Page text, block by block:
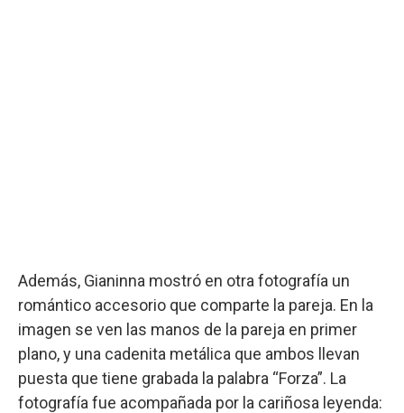
Además, Gianinna mostró en otra fotografía un
romántico accesorio que comparte la pareja. En la
imagen se ven las manos de la pareja en primer
plano, y una cadenita metálica que ambos llevan
puesta que tiene grabada la palabra “Forza”. La
fotografía fue acompañada por la cariñosa leyenda: